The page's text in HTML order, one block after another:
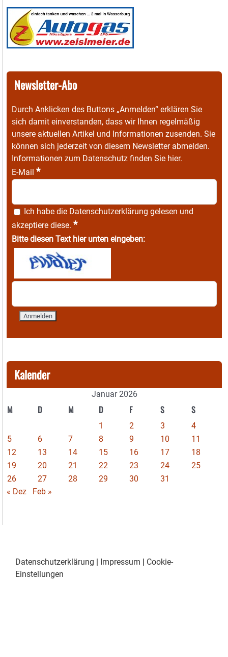
Newsletter-Abo
Durch Anklicken des Buttons „Anmelden“ erklären Sie
sich damit einverstanden, dass wir Ihnen regelmäßig
unsere aktuellen Artikel und Informationen zusenden. Sie
können sich jederzeit von diesem Newsletter abmelden.
Informationen zum Datenschutz finden Sie hier.
E-Mail *
Ich habe die Datenschutzerklärung gelesen und
akzeptiere diese. *
Bitte diesen Text hier unten eingeben:
Kalender
Januar 2026
M D M D F S S
1 2 3
4
5
6 7 8 9 10
11
12
13 14 15 16 17
18
19
20 21 22 23 24
25
26
27 28 29 30
31
« Dez
Feb »
Datenschutzerklärung | Impressum | Cookie-
Einstellungen